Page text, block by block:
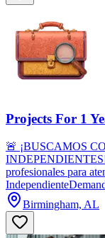
Projects For 1
🚨 ¡BUSCAMOS
INDEPENDIENTES!
profesionales para
Independiente
Birmingham, AL